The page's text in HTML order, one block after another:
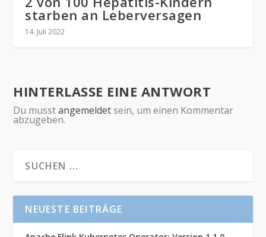
starben an Leberversagen
14. Juli 2022
HINTERLASSE EINE ANTWORT
Du musstangemeldetsein, um einen Kommentar
abzugeben.
NEUESTE BEITRÄGE